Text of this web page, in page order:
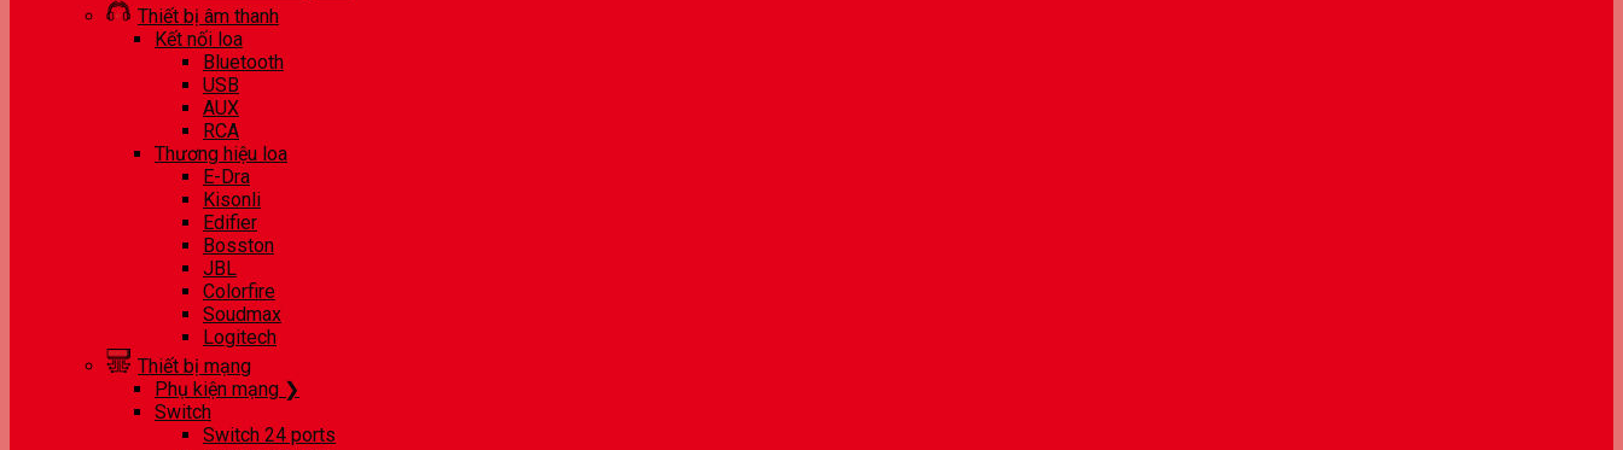
Thiết bị âm thanh
Kết nối loa
Bluetooth
USB
AUX
RCA
Thương hiệu loa
E-Dra
Kisonli
Edifier
Bosston
JBL
Colorfire
Soudmax
Logitech
Thiết bị mạng
Phụ kiện mạng ❯
Switch
Switch 24 ports